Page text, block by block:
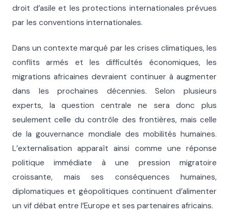
droit d’asile et les protections internationales prévues
par les conventions internationales.
Dans un contexte marqué par les crises climatiques, les
conflits armés et les difficultés économiques, les
migrations africaines devraient continuer à augmenter
dans les prochaines décennies. Selon plusieurs
experts, la question centrale ne sera donc plus
seulement celle du contrôle des frontières, mais celle
de la gouvernance mondiale des mobilités humaines.
L’externalisation apparaît ainsi comme une réponse
politique immédiate à une pression migratoire
croissante, mais ses conséquences humaines,
diplomatiques et géopolitiques continuent d’alimenter
un vif débat entre l’Europe et ses partenaires africains.